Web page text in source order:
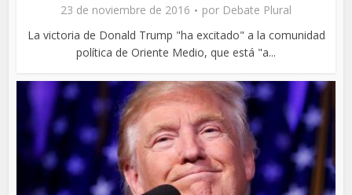
23 de noviembre de 2016 por Debate Plural
La victoria de Donald Trump "ha excitado" a la comunidad
política de Oriente Medio, que está "a...